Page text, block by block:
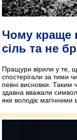
Чому краще
сіль та не
Пращури вірили у те,
спостерігали за тими
певні висновки.
здавна вважали
яке володіє магічними